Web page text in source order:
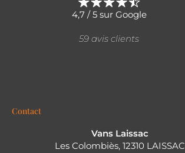
4,7 / 5 sur Google
59 avis clients
Contact
Vans Laissac
Les Colombiès, 12310 LAISSAC